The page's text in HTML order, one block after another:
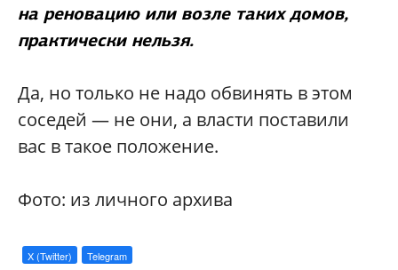
на реновацию или возле таких домов,
практически нельзя.
Да, но только не надо обвинять в этом
соседей — не они, а власти поставили
вас в такое положение.
Фото: из личного архива
X (Twitter) Telegram